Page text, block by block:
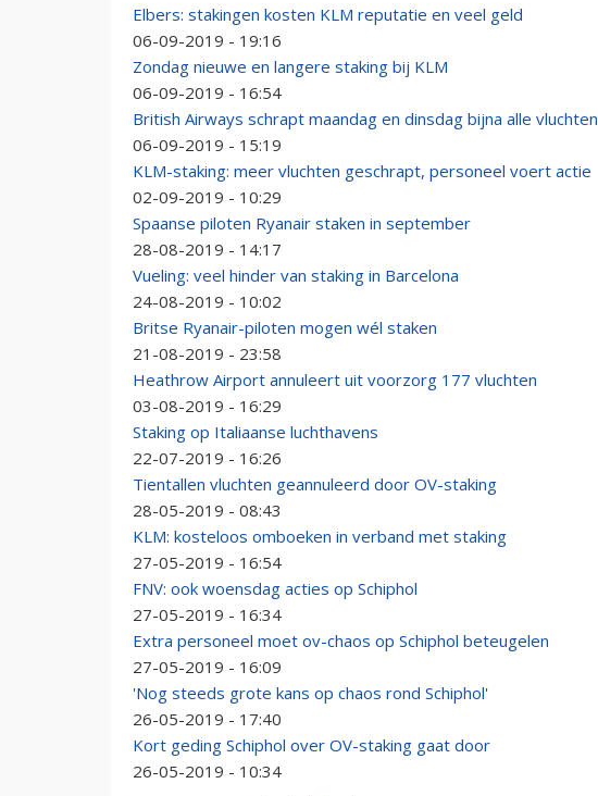
Elbers: stakingen kosten KLM reputatie en veel geld
06-09-2019 - 19:16
Zondag nieuwe en langere staking bij KLM
06-09-2019 - 16:54
British Airways schrapt maandag en dinsdag bijna alle vluchten
06-09-2019 - 15:19
KLM-staking: meer vluchten geschrapt, personeel voert actie
02-09-2019 - 10:29
Spaanse piloten Ryanair staken in september
28-08-2019 - 14:17
Vueling: veel hinder van staking in Barcelona
24-08-2019 - 10:02
Britse Ryanair-piloten mogen wél staken
21-08-2019 - 23:58
Heathrow Airport annuleert uit voorzorg 177 vluchten
03-08-2019 - 16:29
Staking op Italiaanse luchthavens
22-07-2019 - 16:26
Tientallen vluchten geannuleerd door OV-staking
28-05-2019 - 08:43
KLM: kosteloos omboeken in verband met staking
27-05-2019 - 16:54
FNV: ook woensdag acties op Schiphol
27-05-2019 - 16:34
Extra personeel moet ov-chaos op Schiphol beteugelen
27-05-2019 - 16:09
'Nog steeds grote kans op chaos rond Schiphol'
26-05-2019 - 17:40
Kort geding Schiphol over OV-staking gaat door
26-05-2019 - 10:34